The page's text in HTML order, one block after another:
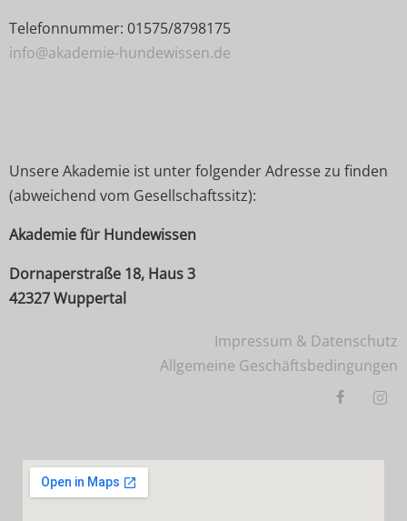
Telefonnummer: 01575/8798175
info@akademie-hundewissen.de
Unsere Akademie ist unter folgender Adresse zu finden
(abweichend vom Gesellschaftssitz):
Akademie für Hundewissen
Dornaperstraße 18, Haus 3
42327 Wuppertal
Impressum & Datenschutz
Allgemeine Geschäftsbedingungen